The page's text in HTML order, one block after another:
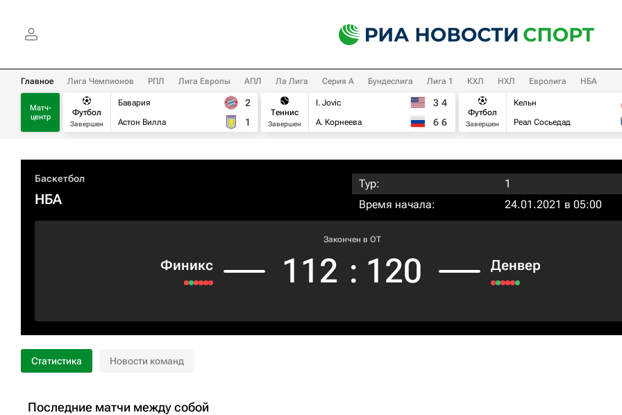
Главное Лига Чемпионов РПЛ Лига Европы АПЛ Ла Лига Серия А Бундеслига Лига 1 КХЛ НХЛ Евролига НБА
Матч-
центр
Футбол
Завершен
Бавария
Астон Вилла
2
1
Теннис
Завершен
I. Jovic
А. Корнеева
3 4
6 6
Футбол
Завершен
Кельн
Реал Сосьедад
Баскетбол
НБА
Тур:
1
Время начала:
24.01.2021 в 05:00
Финикс
Закончен в OT
112 : 120 Денвер
Статистика Новости команд
Последние матчи между собой